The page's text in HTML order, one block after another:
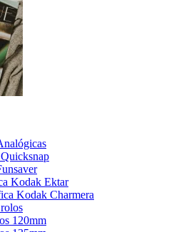
Kodak Ektar
Kodak Charmera
120mm